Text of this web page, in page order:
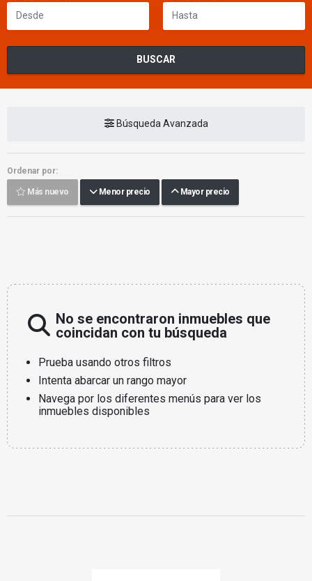
BUSCAR
Búsqueda Avanzada
Ordenar por:
Más nuevo Menor precio Mayor precio
No se encontraron inmuebles que
coincidan con tu búsqueda
Prueba usando otros filtros
Intenta abarcar un rango mayor
Navega por los diferentes menús para ver los
inmuebles disponibles